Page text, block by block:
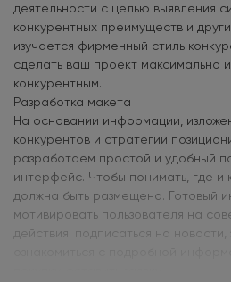
деятельности с целью выявления
конкурентных преимуществ и
изучается фирменный стиль
сделать ваш проект максимально
конкурентным.
Разработка макета
На основании информации,
конкурентов и стратегии
разработаем простой и удобный
интерфейс. Чтобы понимать, где и
должна быть размещена. Готовый
мотивировать пользователя на
действия: подписаться на новости,